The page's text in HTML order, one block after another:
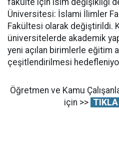
Üniversitesi: İslami İlimler
Fakültesi olarak değiştirildi.
üniversitelerde akademik
yeni açılan birimlerle eğitim
çeşitlendirilmesi
Öğretmen ve Kamu
için >>